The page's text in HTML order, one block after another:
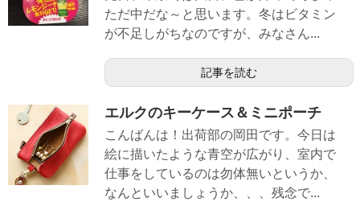
ただ中だな～と思います。冬はビタミン
が不足しがちなのですが、みなさん...
記事を読む
エルクのキーケース＆ミニポーチ
こんばんは！出荷部の岡田です。今日は
絵に描いたような青空が広がり、室内で
仕事をしているのは勿体無いというか、
なんといいましょうか、、、残念で...